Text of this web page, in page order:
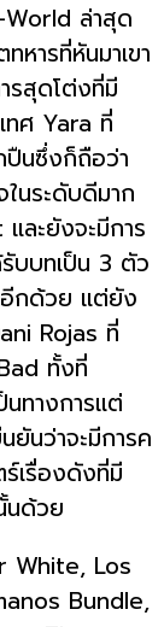
ล่าสุด
หารที่หันมาเขา
รสุดโต่งที่มี
ทศ Yara ที่
ปืนซึ่งก็ถือว่า
ในระดับดีมาก
ละยังจะมีการ
บบทเป็น 3 ตัว
อีกด้วย แต่ยัง
Rojas ที่
ทั้งที่
ทางการแต่
ยันว่าจะมีการค
ร์เรื่องดังที่มี
นด้วย